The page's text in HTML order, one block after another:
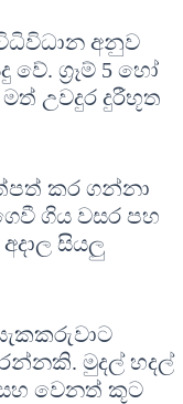
අනුව
ග්‍රෑම් 5 හෝ
උවදුර දුරීභූත
කර ගන්නා
ගිය වසර පහ
සියලු
මුදල් හදල්
වෙනත් කූට